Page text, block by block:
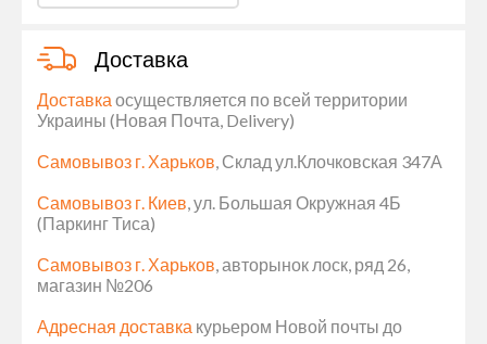
Доставка
Доставка осуществляется по всей территории
Украины (Новая Почта, Delivery)
Самовывоз г. Харьков, Склад ул.Клочковская 347А
Самовывоз г. Киев, ул. Большая Окружная 4Б
(Паркинг Тиса)
Самовывоз г. Харьков, авторынок лоск, ряд 26,
магазин №206
Адресная доставка курьером Новой почты до